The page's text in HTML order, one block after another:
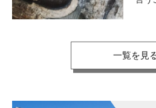
キッ
も仕
一覧を見